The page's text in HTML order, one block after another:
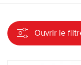
Ouvrir le